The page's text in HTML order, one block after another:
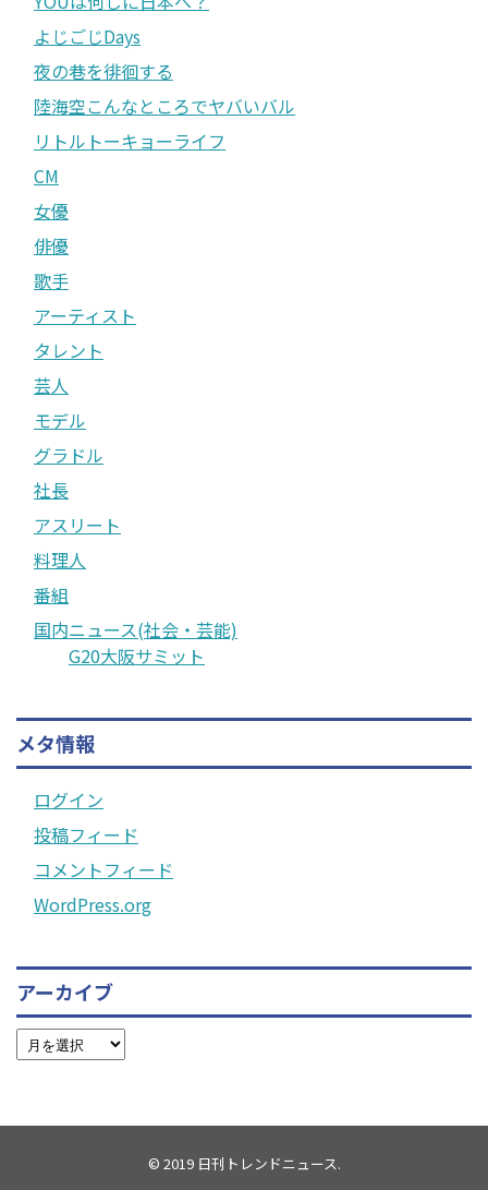
よじごじDays
夜の巷を徘徊する
陸海空こんなところでヤバいバル
リトルトーキョーライフ
CM
女優
俳優
歌手
アーティスト
タレント
芸人
モデル
グラドル
社長
アスリート
料理人
番組
国内ニュース(社会・芸能)
G20大阪サミット
メタ情報
ログイン
投稿フィード
コメントフィード
WordPress.org
アーカイブ
© 2019 日刊トレンドニュース.